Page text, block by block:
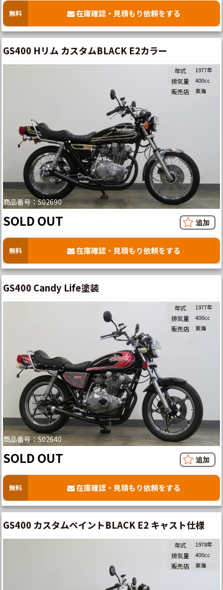
無料 在庫確認・見積もり依頼をする
GS400 Hリム カスタムBLACK E2カラー
商品番号：S02690
年式 1977年
排気量 400cc
販売店 東海
SOLD OUT
無料 在庫確認・見積もり依頼をする
GS400 Candy Life塗装
商品番号：S02640
年式 1977年
排気量 400cc
販売店 東海
SOLD OUT
無料 在庫確認・見積もり依頼をする
GS400 カスタムペイントBLACK E2 キャスト仕様
年式 1978年
排気量 400cc
販売店 東海